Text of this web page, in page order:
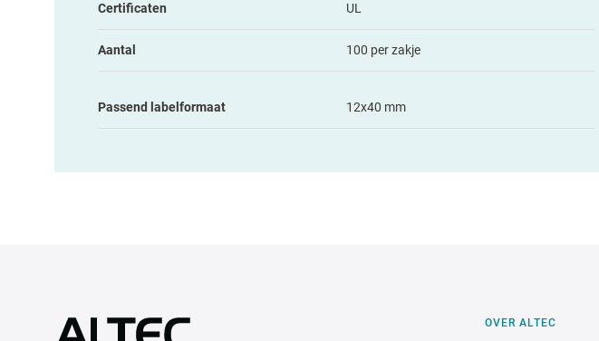
Certificaten UL
Aantal 100 per zakje
Passend labelformaat 12x40 mm
OVER ALTEC